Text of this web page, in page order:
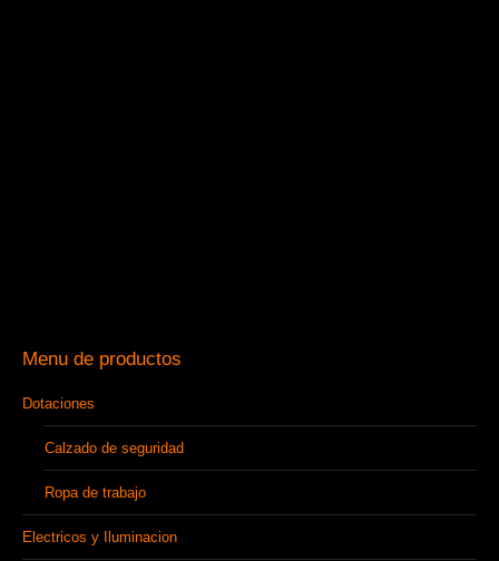
Menu de productos
Dotaciones
Calzado de seguridad
Ropa de trabajo
Electricos y Iluminacion